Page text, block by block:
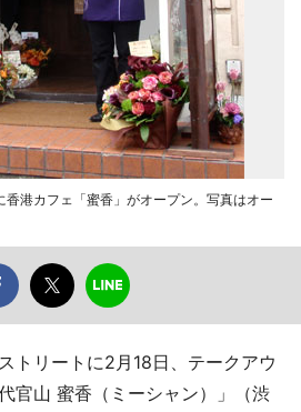
港カフェ「蜜香」がオープン。写真はオー
トリートに2月18日、テークアウ
官山 蜜香（ミーシャン）」（渋